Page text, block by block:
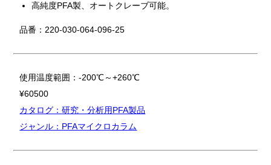
高純度PFA製、オートクレーブ可能。
品番：220-030-064-096-25
使用温度範囲：-200℃～+260℃
¥60500
カタログ：研究・分析用PFA製品
ジャンル：PFAマイクロカラム